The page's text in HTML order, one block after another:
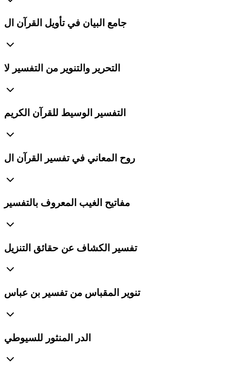
جامع البيان في تأويل القرآن ال
التحرير والتنوير من التفسير لا
التفسير الوسيط للقرآن الكريم
روح المعاني في تفسير القرآن ال
مفاتيح الغيب المعروف بالتفسير
تفسير الكشاف عن حقائق التنزيل
تنوير المقباس من تفسير بن عباس
الدر المنثور للسيوطي